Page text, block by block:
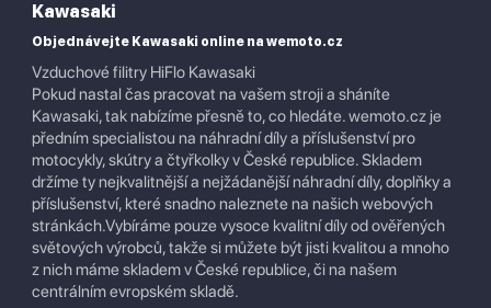
Kawasaki
Objednávejte Kawasaki online na wemoto.cz
Vzduchové filitry HiFlo Kawasaki
Pokud nastal čas pracovat na vašem stroji a sháníte
Kawasaki, tak nabízíme přesně to, co hledáte. wemoto.cz je
předním specialistou na náhradní díly a příslušenství pro
motocykly, skútry a čtyřkolky v České republice. Skladem
držíme ty nejkvalitnější a nejžádanější náhradní díly, doplňky a
příslušenství, které snadno naleznete na našich webových
stránkách.Vybíráme pouze vysoce kvalitní díly od ověřených
světových výrobců, takže si můžete být jisti kvalitou a mnoho
z nich máme skladem v České republice, či na našem
centrálním evropském skladě.